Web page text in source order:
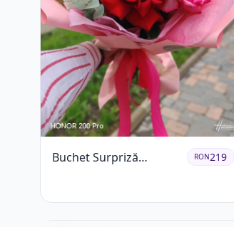
Buchet Surpriză
RON219